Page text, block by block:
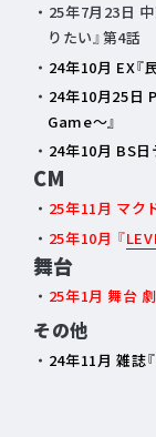
25年7月23日
りたい』第4話
24年10月 EX『
24年10月25日
Game～』
24年10月 BS日
CM
25年11月 マク
25年10月 『
舞台
25年1月 舞台
その他
24年11月 雑誌